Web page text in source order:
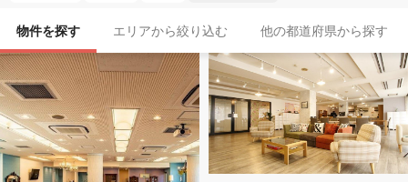
物件を探す エリアから絞り込む 他の都道府県から探す